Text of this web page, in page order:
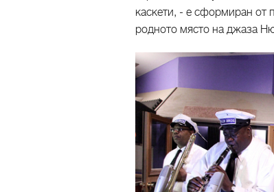
каскети, - е сформиран от
родното място на джаза